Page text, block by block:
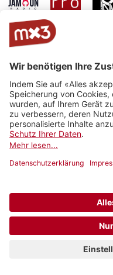
Jam On
Radio
rro - radio
oberwallis
Vertical
Radio
RADIO
VARMUSIC
Kanal K SRF
3FACH TNG